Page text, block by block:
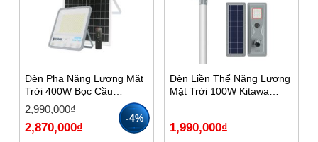
-4%
Đèn Pha Năng Lượng Mặt
Trời 400W Bọc Cầu
KITAWA – DP11400
2,990,000₫
Giá
gốc
là:
2,990,000₫.
2,870,000₫
Giá
hiện
tại
là:
Đèn Liền Thể Năng Lượng
Mặt Trời 100W Kitawa
1,990,000₫